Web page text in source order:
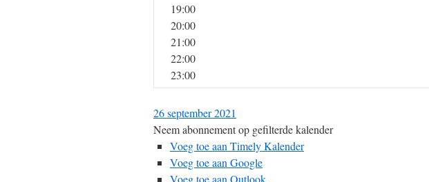
19:00
20:00
21:00
22:00
23:00
26 september 2021
Neem abonnement op gefilterde kalender
Voeg toe aan Timely Kalender
Voeg toe aan Google
Voeg toe aan Outlook